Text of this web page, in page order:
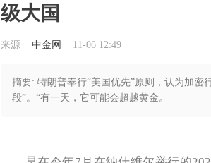
级大国
来源 中金网 11-06 12:49
摘要: 特朗普奉行“美国优先”原则，认为加密
段”。“有一天，它可能会超越黄金。